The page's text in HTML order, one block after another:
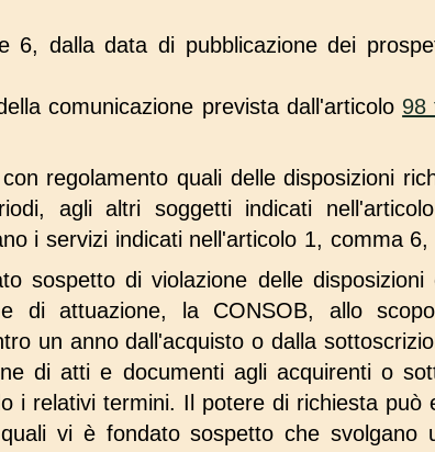
6, dalla data di pubblicazione dei
comunicazione prevista dall'articolo 98
regolamento quali delle disposizioni
agli altri soggetti indicati
i servizi indicati nell'articolo 1, comma
sospetto di violazione delle
di attuazione, la CONSOB, allo
un anno dall'acquisto o dalla
di atti e documenti agli acquirenti o
i relativi termini. Il potere di richiesta può
vi è fondato sospetto che svolgano